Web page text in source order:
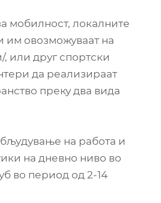
мобилност, локалните
им овозможуваат на
или друг спортски
да реализираат
преку два вида
на работа и
на дневно ниво во
во период од 2-14